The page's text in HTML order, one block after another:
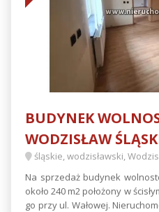
BUDYNEK
WODZISŁAW
śląskie, wodzisławski,
Na sprzedaż budynek
około 240 m2 położony w
go przy ul. Wałowej.